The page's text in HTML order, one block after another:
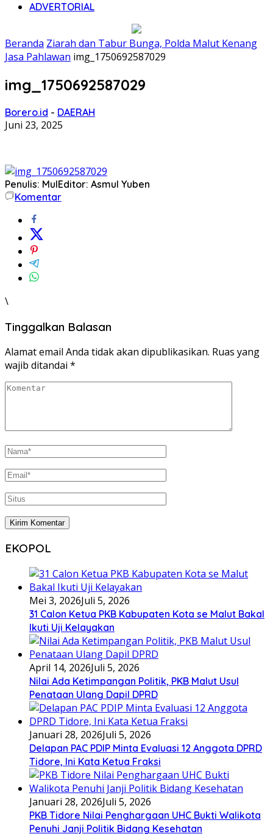
ADVERTORIAL
Beranda Ziarah dan Tabur Bunga, Polda Malut Kenang
Jasa Pahlawan img_1750692587029
img_1750692587029
Borero.id - DAERAH
Juni 23, 2025
Penulis: MulEditor: Asmul Yuben
Komentar
\
Tinggalkan Balasan
Alamat email Anda tidak akan dipublikasikan. Ruas yang
wajib ditandai *
EKOPOL
Mei 3, 2026Juli 5, 2026
31 Calon Ketua PKB Kabupaten Kota se Malut Bakal
Ikuti Uji Kelayakan
April 14, 2026Juli 5, 2026
Nilai Ada Ketimpangan Politik, PKB Malut Usul
Penataan Ulang Dapil DPRD
Januari 28, 2026Juli 5, 2026
Delapan PAC PDIP Minta Evaluasi 12 Anggota DPRD
Tidore, Ini Kata Ketua Fraksi
Januari 28, 2026Juli 5, 2026
PKB Tidore Nilai Penghargaan UHC Bukti Walikota
Penuhi Janji Politik Bidang Kesehatan